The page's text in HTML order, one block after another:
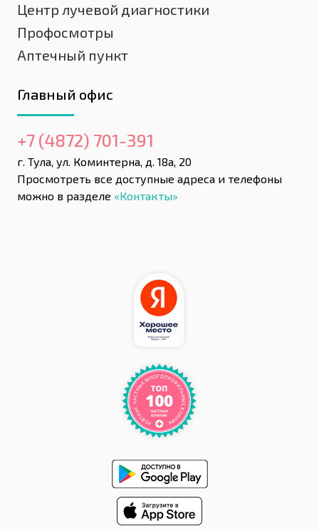
Центр лучевой диагностики
Профосмотры
Аптечный пункт
Главный офис
+7 (4872) 701-391
г. Тула, ул. Коминтерна, д. 18а, 20
Просмотреть все доступные адреса и телефоны
можно в разделе «Контакты»